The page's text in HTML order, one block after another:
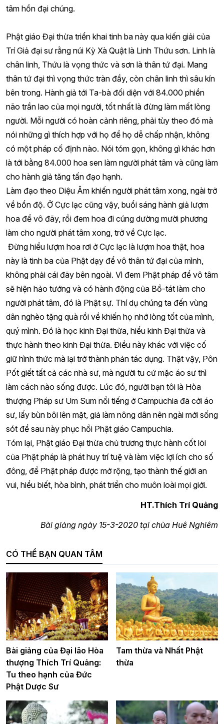
tâm hồn đại chúng.
Phật giáo Đại thừa triển khai tinh ba này qua kiến giải của
Trí Giả đại sư rằng núi Kỳ Xà Quật là Linh Thứu sơn. Linh là
chân linh, Thứu là vọng thức và sơn là thân tứ đại. Mang
thân tứ đại thì vọng thức tràn đầy, còn chân linh thì sâu kín
bên trong. Hành giả tới Ta-bà đối diện với 84.000 phiền
não trần lao của mọi người, tốt nhất là đừng làm mất lòng
người. Mỗi người có hoàn cảnh riêng, phải tùy theo đó mà
nói những gì thích hợp với họ để họ dễ chấp nhận, không
có một pháp cố định nào. Nói tóm gọn, không gì khác hơn
là tới bằng 84.000 hoa sen làm người phát tâm và cũng làm
cho hành giả tăng tấn đạo hạnh.
Làm đạo theo Diệu Âm khiến người phát tâm xong, ngài trở
về bổn độ. Ở Cực lạc cũng vậy, buổi sáng hành giả lượm
hoa để vô đãy, rồi đem hoa đi cúng dường mười phương
làm cho người phát tâm xong, trở về Cực lạc.
Đừng hiểu lượm hoa rơi ở Cực lạc là lượm hoa thật, hoa
này là tinh ba của Phật dạy để vô thân tứ đại của mình,
không phải cái đãy bên ngoài. Vì đem Phật pháp để vô tâm
sẽ hiện hảo tướng và có hành động của Bồ-tát làm cho
người phát tâm, đó là Phật sự. Thí dụ chúng ta đến vùng
dân nghèo tặng quà rồi về khiến họ nhớ lòng tốt của mình,
quý mình. Đó là học kinh Đại thừa, hiểu kinh Đại thừa và
thực hành theo kinh Đại thừa. Điều này khác với việc cố
giữ hình thức mà lại trở thành phản tác dụng. Thật vậy, Pôn
Pốt giết tất cả các nhà sư, mà người tu cứ mặc áo sư thì
làm cách nào sống được. Lúc đó, người bạn tôi là Hòa
thượng Pháp sư Um Sum nổi tiếng ở Campuchia đã cởi áo
sư, lấy bùn bôi lên mặt, giả làm nông dân nên ngài mới sống
sót để sau này phục hồi Phật giáo Campuchia.
Tóm lại, Phật giáo Đại thừa chủ trương thực hành cốt lõi
của Phật pháp là phát huy trí tuệ và làm việc lợi ích cho số
đông, để Phật pháp được mở rộng, tạo thành thế giới an
vui, hiểu biết, hòa bình, phát triển cho muôn loài mọi giới.
HT.Thích Trí Quảng
Bài giảng ngày 15-3-2020 tại chùa Huê Nghiêm
CÓ THỂ BẠN QUAN TÂM
Bài giảng của Đại lão Hòa
thượng Thích Trí Quảng:
Tu theo hạnh của Đức
Phật Dược Sư
Tam thừa và Nhất Phật
thừa